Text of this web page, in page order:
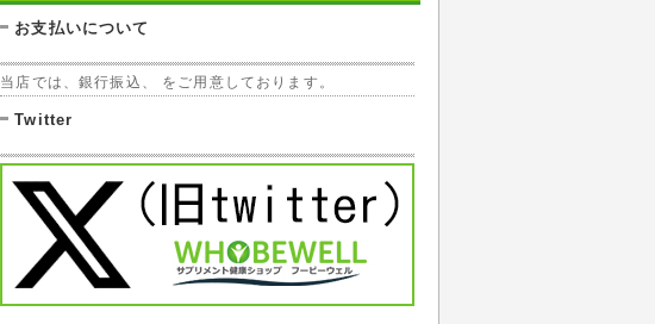
お支払いについて
当店では、銀行振込、 をご用意しております。
Twitter